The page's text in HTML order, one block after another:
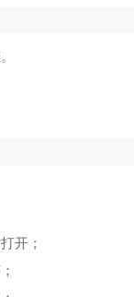
开；